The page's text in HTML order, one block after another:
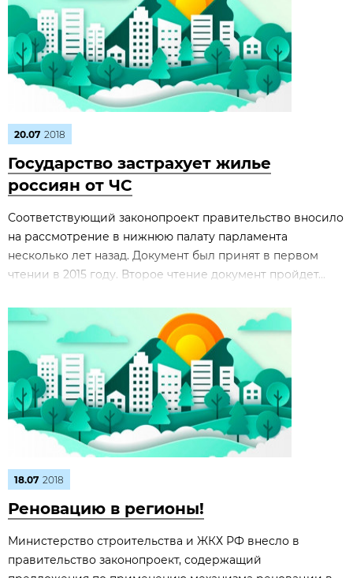
20.07 2018
Государство застрахует жилье
россиян от ЧС
Соответствующий законопроект правительство вносило
на рассмотрение в нижнюю палату парламента
несколько лет назад. Документ был принят в первом
чтении в 2015 году. Второе чтение документ пройдет...
18.07 2018
Реновацию в регионы!
Министерство строительства и ЖКХ РФ внесло в
правительство законопроект, содержащий